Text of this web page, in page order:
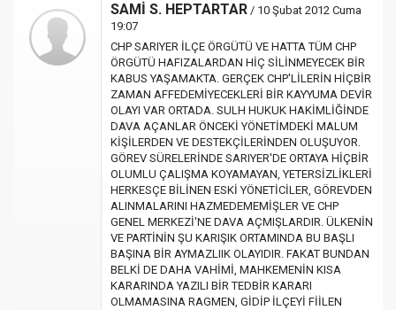
SAMİ S. HEPTARTAR / 10 Şubat 2012 Cuma
19:07
CHP SARIYER İLÇE ÖRGÜTÜ VE HATTA TÜM CHP
ÖRGÜTÜ HAFIZALARDAN HİÇ SİLİNMEYECEK BİR
KABUS YAŞAMAKTA. GERÇEK CHP'LİLERİN HİÇBİR
ZAMAN AFFEDEMİYECEKLERİ BİR KAYYUMA DEVİR
OLAYI VAR ORTADA. SULH HUKUK HAKİMLİĞİNDE
DAVA AÇANLAR ÖNCEKİ YÖNETİMDEKİ MALUM
KİŞİLERDEN VE DESTEKÇİLERİNDEN OLUŞUYOR.
GÖREV SÜRELERİNDE SARIYER'DE ORTAYA HİÇBİR
OLUMLU ÇALIŞMA KOYAMAYAN, YETERSİZLİKLERİ
HERKESÇE BİLİNEN ESKİ YÖNETİCİLER, GÖREVDEN
ALINMALARINI HAZMEDEMEMİŞLER VE CHP
GENEL MERKEZİ'NE DAVA AÇMIŞLARDIR. ÜLKENİN
VE PARTİNİN ŞU KARIŞIK ORTAMINDA BU BAŞLI
BAŞINA BİR AYMAZLIIK OLAYIDIR. FAKAT BUNDAN
BELKİ DE DAHA VAHİMİ, MAHKEMENİN KISA
KARARINDA YAZILI BİR TEDBİR KARARI
OLMAMASINA RAGMEN, GİDİP İLÇEYİ FİİLEN